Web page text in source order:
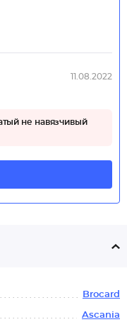
11.08.2022
не навязчивый
Brocard
Ascania